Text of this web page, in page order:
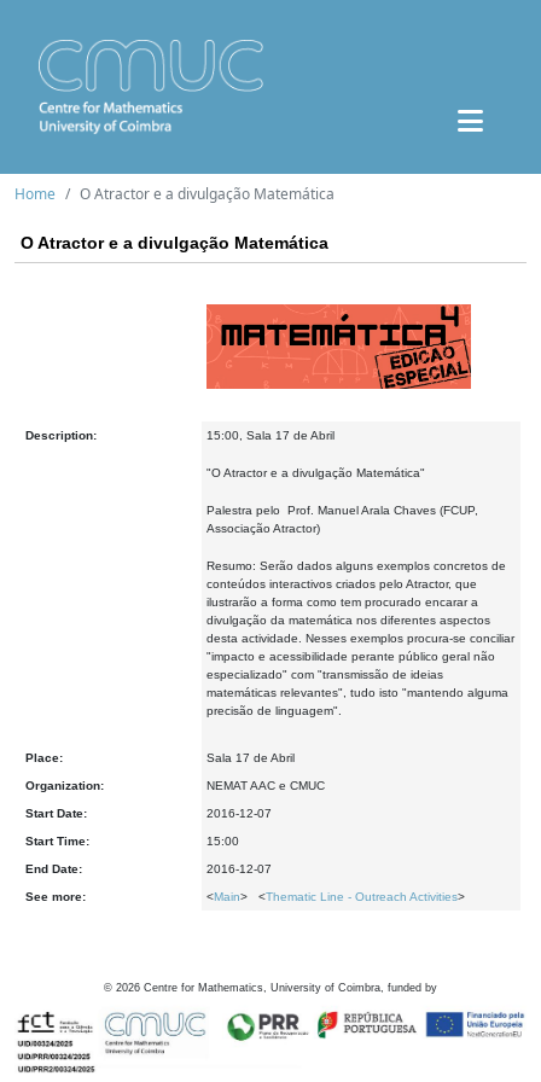
Home O Atractor e a divulgação Matemática
O Atractor e a divulgação Matemática
Description: 15:00, Sala 17 de Abril
"O Atractor e a divulgação Matemática"
Palestra pelo Prof. Manuel Arala Chaves (FCUP,
Associação Atractor)
Resumo: Serão dados alguns exemplos concretos de
conteúdos interactivos criados pelo Atractor, que
ilustrarão a forma como tem procurado encarar a
divulgação da matemática nos diferentes aspectos
desta actividade. Nesses exemplos procura-se conciliar
"impacto e acessibilidade perante público geral não
especializado" com "transmissão de ideias
matemáticas relevantes", tudo isto "mantendo alguma
precisão de linguagem".
Place: Sala 17 de Abril
Organization: NEMAT AAC e CMUC
Start Date: 2016-12-07
Start Time: 15:00
End Date: 2016-12-07
See more: <Main> <Thematic Line - Outreach Activities>
© 2026 Centre for Mathematics, University of Coimbra, funded by